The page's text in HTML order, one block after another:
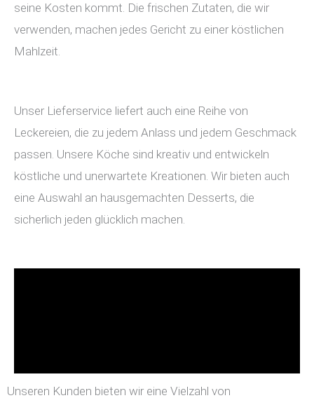
seine Kosten kommt. Die frischen Zutaten, die wir
verwenden, machen jedes Gericht zu einer köstlichen
Mahlzeit.
Unser Lieferservice liefert auch eine Reihe von
Leckereien, die zu jedem Anlass und jedem Geschmack
passen. Unsere Köche sind kreativ und entwickeln
köstliche und unerwartete Kreationen. Wir bieten auch
eine Auswahl an hausgemachten Desserts, die
sicherlich jeden glücklich machen.
Unseren Kunden bieten wir eine Vielzahl von